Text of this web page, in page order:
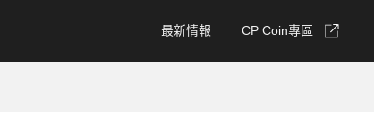
最新情報 CP Coin專區